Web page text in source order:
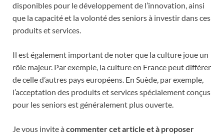
disponibles pour le développement de l’innovation, ainsi
que la capacité et la volonté des seniors à investir dans ces
produits et services.
Il est également important de noter que la culture joue un
rôle majeur. Par exemple, la culture en France peut différer
de celle d’autres pays européens. En Suède, par exemple,
l’acceptation des produits et services spécialement conçus
pour les seniors est généralement plus ouverte.
Je vous invite àcommenter cet article et à proposer